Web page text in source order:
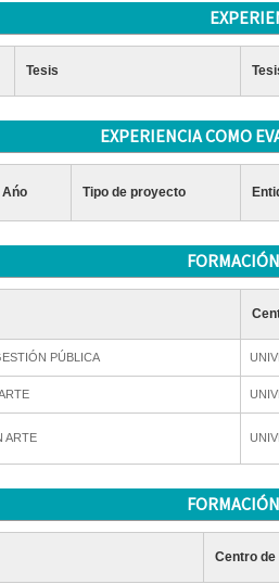
Tesis
EXPERIENCIA COMO
Ańo Tipo de proyecto
PÚBLICA
ARTE
Centro de